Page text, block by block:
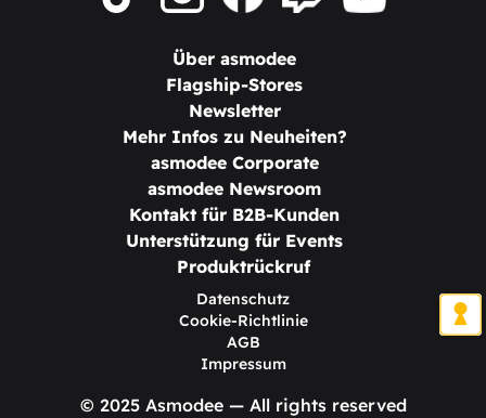
Über asmodee
Flagship-Stores
Newsletter
Mehr Infos zu Neuheiten?
asmodee Corporate
asmodee Newsroom
Kontakt für B2B-Kunden
Unterstützung für Events
Produktrückruf
Datenschutz
Cookie-Richtlinie
AGB
Impressum
© 2025 Asmodee — All rights reserved